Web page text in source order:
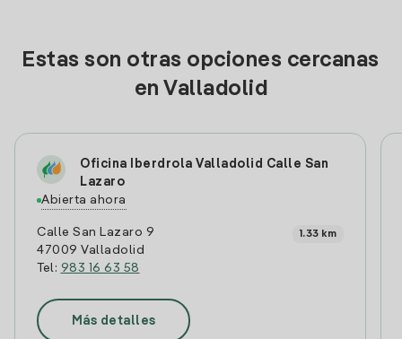
Estas son otras opciones cercanas
en Valladolid
Oficina Iberdrola Valladolid Calle San
Lazaro
Abierta ahora
Calle San Lazaro 9
47009 Valladolid
Tel: 983 16 63 58
1.33 km
Más detalles